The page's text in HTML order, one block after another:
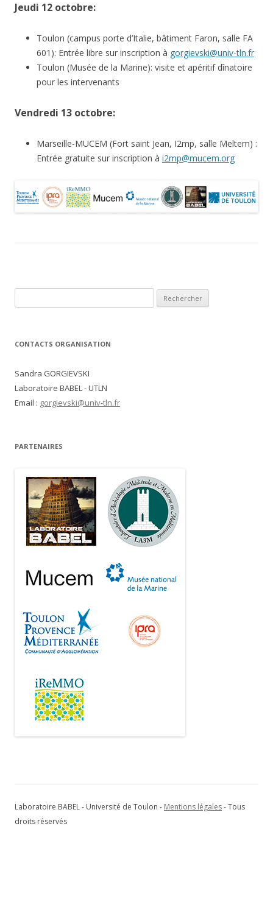
Jeudi 12 octobre:
Toulon (campus porte d’Italie, bâtiment Faron, salle FA
601): Entrée libre sur inscription à gorgievski@univ-tln.fr
Toulon (Musée de la Marine): visite et apéritif dînatoire
pour les intervenants
Vendredi 13 octobre:
Marseille-MUCEM (Fort saint Jean, I2mp, salle Meltem) :
Entrée gratuite sur inscription à i2mp@mucem.org
CONTACTS ORGANISATION
Sandra GORGIEVSKI
Laboratoire BABEL - UTLN
Email : gorgievski@univ-tln.fr
PARTENAIRES
Laboratoire BABEL - Université de Toulon - Mentions légales- Tous
droits réservés